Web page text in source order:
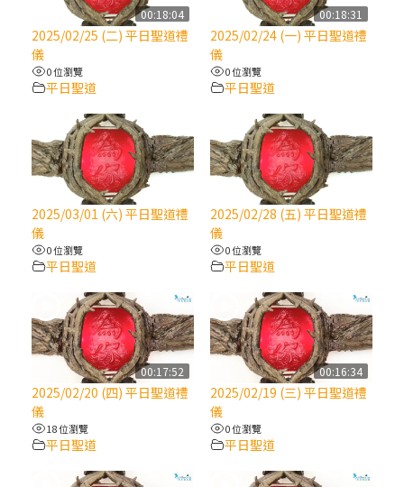
【信仰之旅】第八集：「耶穌為什麼降生到
人世」—高樂祈修女
2025/10/10【萬物讚頌頌歌 – 太陽與生態音
樂會】紀念聖方濟與已逝教宗方濟各（中）
2025/10/10【萬物讚頌頌歌 – 太陽與生態音
樂會】紀念聖方濟與已逝教宗方濟各（下）
2025/10/10【萬物讚頌頌歌 – 太陽與生態音
樂會】紀念聖方濟與已逝教宗方濟各（上）
(9完結)黃敏正主教帶你做【將臨期避靜】—
匝凱的「新生命」：利他與內化
(8)黃敏正主教帶你做【將臨期避靜】—耶穌
降生成人與人同在＝「厄瑪努爾」
(7)黃敏正主教帶你做【將臨期避靜】—耶穌
降生人間，需要人的「接納」
00:18:04
2025/02/25 (二) 平日聖道禮
儀
0 位瀏覽
平日聖道
00:18:31
2025/02/24 (一) 平日聖道禮
儀
0 位瀏覽
平日聖道
2025/03/01 (六) 平日聖道禮
儀
0 位瀏覽
平日聖道
2025/02/28 (五) 平日聖道禮
儀
0 位瀏覽
平日聖道
00:17:52
2025/02/20 (四) 平日聖道禮
儀
18 位瀏覽
平日聖道
00:16:34
2025/02/19 (三) 平日聖道禮
儀
0 位瀏覽
平日聖道